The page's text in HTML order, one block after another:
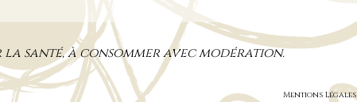
la santé, à consommer avec modération.
Mentions Légales